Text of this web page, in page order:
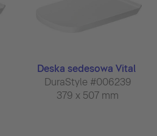
Deska sedesowa Vital
DuraStyle #006239
379 x 507 mm